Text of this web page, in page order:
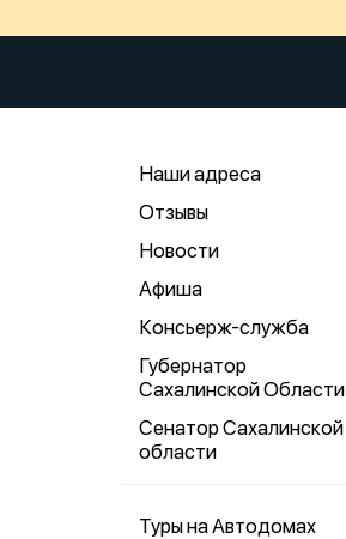
Наши адреса
Отзывы
Новости
Афиша
Консьерж-служба
Губернатор
Сахалинской Области
Сенатор Сахалинской
области
Туры на Автодомах